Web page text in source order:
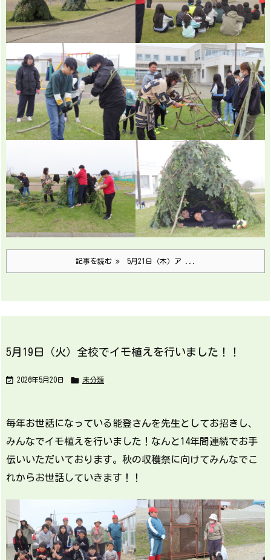
記事を読む 5月21日（木）ア ...
5月19日（火）全校でイモ植えを行いました！！
 2026年5月20日  未分類
毎年お世話になっている能登さんを先生としてお招きし、
みんなでイモ植えを行いました！なんと14年間連続でお手
伝いいただいております。秋の収穫祭に向けてみんなでこ
れからお世話していきます！！